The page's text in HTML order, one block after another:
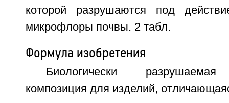
которой разрушаются под
микрофлоры почвы. 2 табл.
Формула изобретения
Биологически разрушаемая
композиция для изделий,